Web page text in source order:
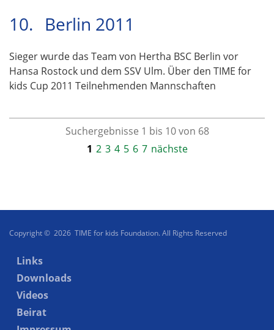
10. Berlin 2011
Sieger wurde das Team von Hertha BSC Berlin vor
Hansa Rostock und dem SSV Ulm. Über den TIME for
kids Cup 2011 Teilnehmenden Mannschaften
Suchergebnisse 1 bis 10 von 68
1 2 3 4 5 6 7 nächste
Copyright © 2026 TIME for kids Foundation. All Rights Reserved
Links
Downloads
Videos
Beirat